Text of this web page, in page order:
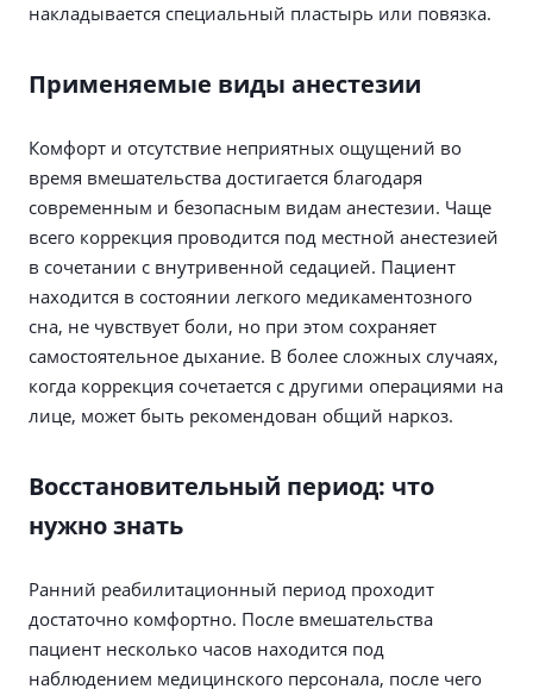
накладывается специальный пластырь или повязка.
Применяемые виды анестезии
Комфорт и отсутствие неприятных ощущений во
время вмешательства достигается благодаря
современным и безопасным видам анестезии. Чаще
всего коррекция проводится под местной анестезией
в сочетании с внутривенной седацией. Пациент
находится в состоянии легкого медикаментозного
сна, не чувствует боли, но при этом сохраняет
самостоятельное дыхание. В более сложных случаях,
когда коррекция сочетается с другими операциями на
лице, может быть рекомендован общий наркоз.
Восстановительный период: что
нужно знать
Ранний реабилитационный период проходит
достаточно комфортно. После вмешательства
пациент несколько часов находится под
наблюдением медицинского персонала, после чего